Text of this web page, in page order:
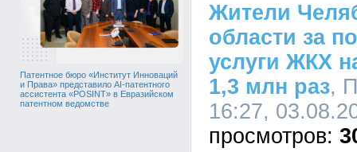
Патентное бюро «Институт Инноваций
и Права» представило AI-патентного
ассистента «POSINT» в Евразийском
патентном ведомстве
Жители
области за
услуги ЖКХ
1,3 млн раз,
16:27,